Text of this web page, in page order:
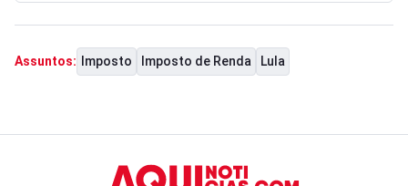
Assuntos: Imposto Imposto de Renda Lula